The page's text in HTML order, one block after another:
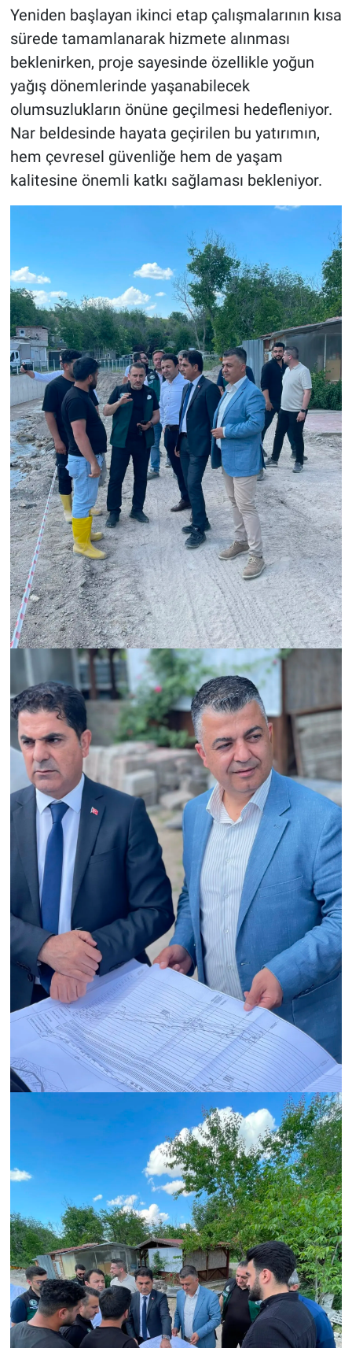
Yeniden başlayan ikinci etap çalışmalarının kısa
sürede tamamlanarak hizmete alınması
beklenirken, proje sayesinde özellikle yoğun
yağış dönemlerinde yaşanabilecek
olumsuzlukların önüne geçilmesi hedefleniyor.
Nar beldesinde hayata geçirilen bu yatırımın,
hem çevresel güvenliğe hem de yaşam
kalitesine önemli katkı sağlaması bekleniyor.